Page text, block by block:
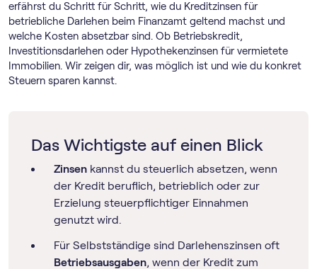
erfährst du Schritt für Schritt, wie du Kreditzinsen für
betriebliche Darlehen beim Finanzamt geltend machst und
welche Kosten absetzbar sind. Ob Betriebskredit,
Investitionsdarlehen oder Hypothekenzinsen für vermietete
Immobilien. Wir zeigen dir, was möglich ist und wie du konkret
Steuern sparen kannst.
Das Wichtigste auf einen Blick
Zinsen kannst du steuerlich absetzen, wenn
der Kredit beruflich, betrieblich oder zur
Erzielung steuerpflichtiger Einnahmen
genutzt wird.
Für Selbstständige sind Darlehenszinsen oft
Betriebsausgaben, wenn der Kredit zum